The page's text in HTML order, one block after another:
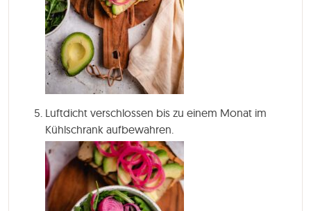
Luftdicht verschlossen bis zu einem Monat im
Kühlschrank aufbewahren.